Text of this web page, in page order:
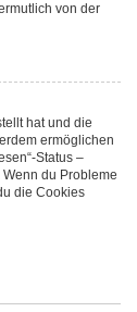
von der
hat und die
ermöglichen
Status –
du Probleme
die Cookies